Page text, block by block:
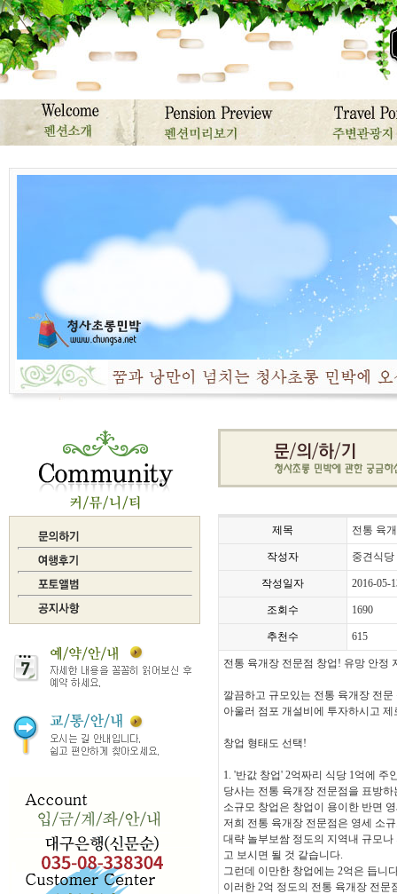
제목 전통 육
작성자 중견식당
작성일자 2016-05-
조회수 1690
추천수 615
전통 육개장 전문점 창업! 유망 안정
깔끔하고 규모있는 전통 육개장 전
아울러 점포 개설비에 투자하시고
창업 형태도 선택!
1. '반값 창업' 2억짜리 식당 1억에 주
당사는 전통 육개장 전문점을 표방
소규모 창업은 창업이 용이한 반면
저희 전통 육개장 전문점은 영세 소
대략 놀부보쌈 정도의 지역내 규모
고 보시면 될 것 같습니다.
그런데 이만한 창업에는 2억은 듭니
이러한 2억 정도의 전통 육개장 전